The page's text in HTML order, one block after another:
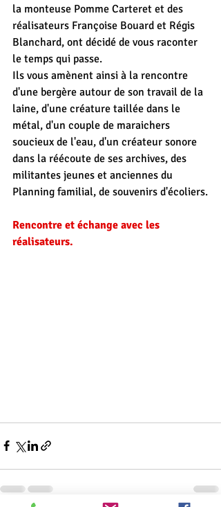
la monteuse Pomme Carteret et des
réalisateurs Françoise Bouard et Régis
Blanchard, ont décidé de vous raconter
le temps qui passe.
Ils vous amènent ainsi à la rencontre
d'une bergère autour de son travail de la
laine, d'une créature taillée dans le
métal, d'un couple de maraichers
soucieux de l'eau, d'un créateur sonore
dans la réécoute de ses archives, des
militantes jeunes et anciennes du
Planning familial, de souvenirs d'écoliers.
Rencontre et échange avec les
réalisateurs.